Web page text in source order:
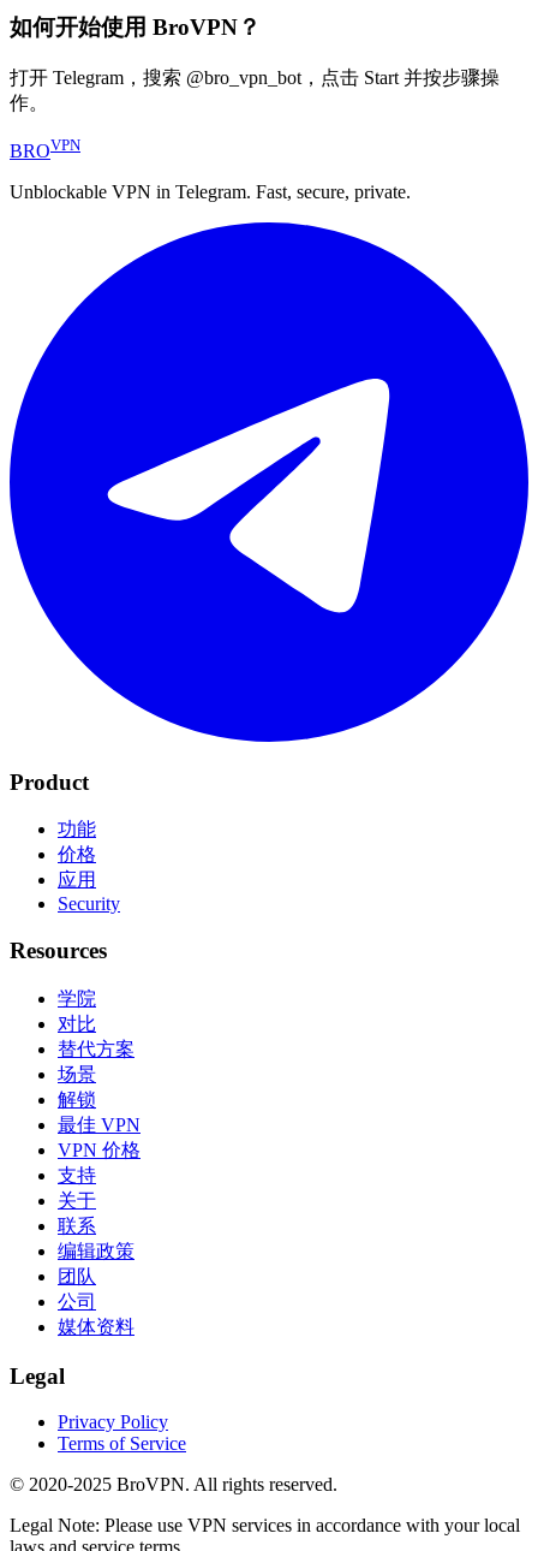
如何开始使用 BroVPN？
打开 Telegram，搜索 @bro_vpn_bot，点击 Start 并按步骤操
作。
BROVPN
Unblockable VPN in Telegram. Fast, secure, private.
Product
功能
价格
应用
Security
Resources
学院
对比
替代方案
场景
解锁
最佳 VPN
VPN 价格
支持
关于
联系
编辑政策
团队
公司
媒体资料
Legal
Privacy Policy
Terms of Service
© 2020-2025 BroVPN. All rights reserved.
Legal Note: Please use VPN services in accordance with your local